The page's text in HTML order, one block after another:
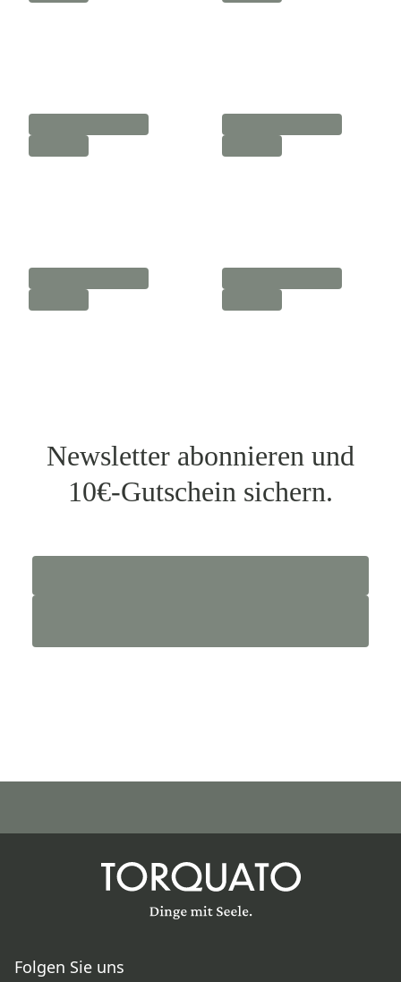
Newsletter abonnieren und
10€-Gutschein sichern.
Folgen Sie uns